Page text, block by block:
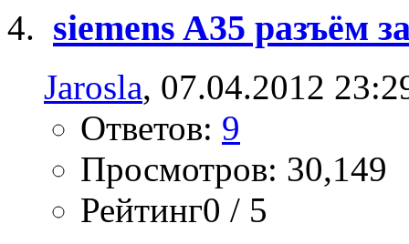
siemens A35 разъём
Jarosla, 07.04.2012
Ответов: 9
Просмотров: 30,149
Рейтинг0 / 5